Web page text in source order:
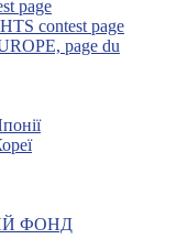
page
contest page
page du
ФОНД